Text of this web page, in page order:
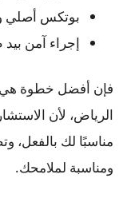
بوتكس أصلي
إجراء آمن
فإن أفضل خطوة هي
الرياض، لأن
مناسبًا لك بالفعل،
ومناسبة لملامحك.